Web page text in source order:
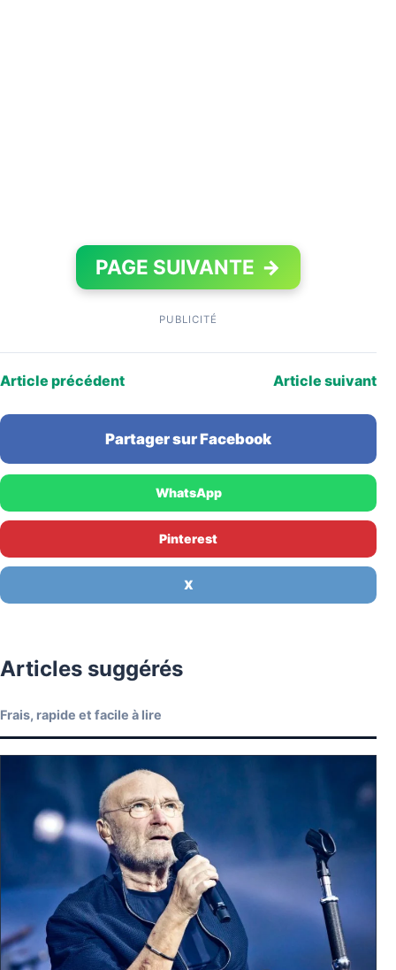
PAGE SUIVANTE →
PUBLICITÉ
Article précédent Article suivant
Partager sur Facebook
WhatsApp
Pinterest
X
Articles suggérés
Frais, rapide et facile à lire